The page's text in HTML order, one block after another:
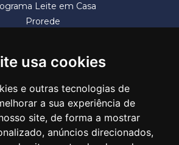
usa cookies
e outras tecnologias de
a sua experiência de
site, de forma a mostrar
anúncios direcionados,
Leite em Casa
Prorede
DE EDUCAÇÃO